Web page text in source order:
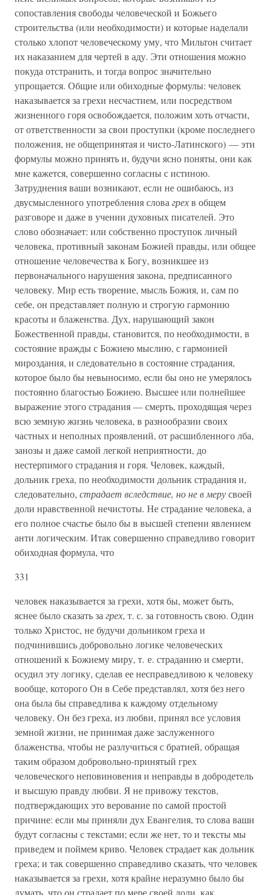
сопоставления свободы человеческой и Божьего
строительства (или необходимости) и которые наделали
столько хлопот человеческому уму, что Мильтон считает
их наказанием для чертей в аду. Эти отношения можно
покуда отстранить, и тогда вопрос значительно
упрощается. Общие или обиходные формулы: человек
наказывается за грехи несчастием, или посредством
жизненного горя освобождается, положим хоть отчасти,
от ответственности за свои проступки (кроме последнего
положения, не общепринятая и чисто-Латинского) — эти
формулы можно принять и, будучи ясно поняты, они как
мне кажется, совершенно согласны с истиною.
Затруднения ваши возникают, если не ошибаюсь, из
двусмысленного употребления слова грехв общем
разговоре и даже в учении духовных писателей. Это
слово обозначает: или собственно проступок личный
человека, противный законам Божией правды, или общее
отношение человечества к Богу, возникшее из
первоначального нарушения закона, предписанного
человеку. Мир есть творение, мысль Божия, и, сам по
себе, он представляет полную и строгую гармонию
красоты и блаженства. Дух, нарушающий закон
Божественной правды, становится, по необходимости, в
состояние вражды с Божиею мыслию, с гармонией
мироздания, и следовательно в состояние страдания,
которое было бы невыносимо, если бы оно не умерялось
постоянно благостью Божиею. Высшее или полнейшее
выражение этого страдания — смерть, проходящая через
всю земную жизнь человека, в разнообразии своих
частных и неполных проявлений, от расшибленного лба,
занозы и даже самой легкой неприятности, до
нестерпимого страдания и горя. Человек, каждый,
дольник греха, по необходимости дольник страдания и,
следовательно, страдает вследствие, но не в мерусвоей
доли нравственной нечистоты. Не страдание человека, а
его полное счастье было бы в высшей степени явлением
анти логическим. Итак совершенно справедливо говорит
обиходная формула, что
331
человек наказывается за грехи, хотя бы, может быть,
яснее было сказать за грех, т. с. за готовность свою. Один
только Христос, не будучи дольником греха и
подчинившись добровольно логике человеческих
отношений к Божиему миру, т. е. страданию и смерти,
осудил эту логику, сделав ее несправедливою к человеку
вообще, которого Он в Себе представлял, хотя без него
она была бы справедлива к каждому отдельному
человеку. Он без греха, из любви, принял все условия
земной жизни, не принимая даже заслуженного
блаженства, чтобы не разлучиться с братией, обращая
таким образом добровольно-принятый грех
человеческого неповиновения и неправды в добродетель
и высшую правду любви. Я не привожу текстов,
подтверждающих это верование по самой простой
причине: если мы приняли дух Евангелия, то слова ваши
будут согласны с текстами; если же нет, то и тексты мы
приведем и поймем криво. Человек страдает как дольник
греха; и так совершенно справедливо сказать, что человек
наказывается за грехи, хотя крайне неразумно было бы
думать, что он страдает по мере своей доли, как